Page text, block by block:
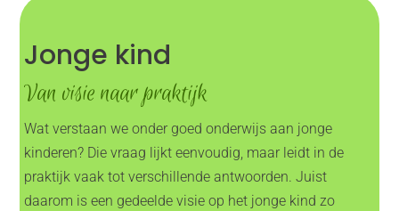
Jonge kind
Van visie naar praktijk
Wat verstaan we onder goed onderwijs aan jonge
kinderen? Die vraag lijkt eenvoudig, maar leidt in de
praktijk vaak tot verschillende antwoorden. Juist
daarom is een gedeelde visie op het jonge kind zo